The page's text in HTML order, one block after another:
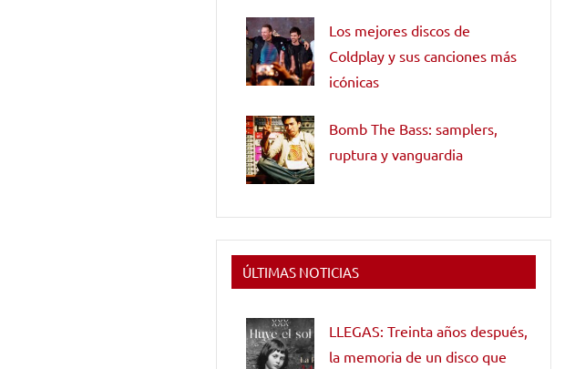
Los mejores discos de
Coldplay y sus canciones más
icónicas
Bomb The Bass: samplers,
ruptura y vanguardia
ÚLTIMAS NOTICIAS
LLEGAS: Treinta años después,
la memoria de un disco que